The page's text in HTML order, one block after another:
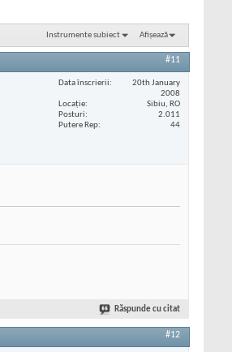
Instrumente subiect Afișează
#11
Data înscrierii
20th January
2008
Locaţie
Sibiu, RO
Posturi
2.011
Putere Rep
44
Răspunde cu citat
#12